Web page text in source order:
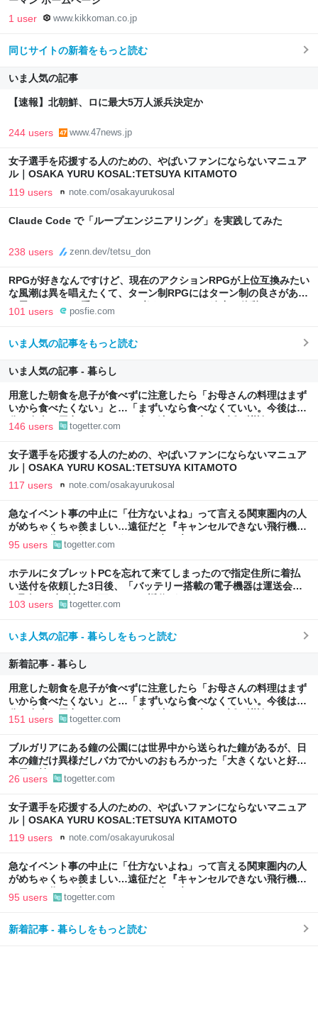
1 user www.kikkoman.co.jp
同じサイトの新着をもっと読む
いま人気の記事
【速報】北朝鮮、ロに最大5万人派兵決定か
244 users www.47news.jp
女子選手を応援する人のための、やばいファンにならないマニュア
ル｜OSAKA YURU KOSAL:TETSUYA KITAMOTO
119 users note.com/osakayurukosal
Claude Code で「ループエンジニアリング」を実践してみた
238 users zenn.dev/tetsu_don
RPGが好きなんですけど、現在のアクションRPGが上位互換みたい
な風潮は異を唱えたくて、ターン制RPGにはターン制の良さがある
と思ってます 一手をじっくり考えられたり、途中で休憩したりでき
るのがターン制の良さじゃないですか もっとターン制を煮詰めて欲
(´・ω・｀)」
101 users posfie.com
いま人気の記事をもっと読む
いま人気の記事 - 暮らし
用意した朝食を息子が食べずに注意したら「お母さんの料理はまず
いから食べたくない」と…「まずいなら食べなくていい。今後は自
分で食事を用意しなさい。お金は渡す」と言った話が議論に
146 users togetter.com
女子選手を応援する人のための、やばいファンにならないマニュア
ル｜OSAKA YURU KOSAL:TETSUYA KITAMOTO
117 users note.com/osakayurukosal
急なイベント事の中止に「仕方ないよね」って言える関東圏内の人
がめちゃくちゃ羨ましい…遠征だと『キャンセルできない飛行機代
とホテル代』の怒りがどうしても先に来る
95 users togetter.com
ホテルにタブレットPCを忘れて来てしまったので指定住所に着払
い送付を依頼した3日後、「バッテリー搭載の電子機器は運送会社
が取扱わず、諦めて下さい」と返信がきた
103 users togetter.com
いま人気の記事 - 暮らしをもっと読む
新着記事 - 暮らし
用意した朝食を息子が食べずに注意したら「お母さんの料理はまず
いから食べたくない」と…「まずいなら食べなくていい。今後は自
分で食事を用意しなさい。お金は渡す」と言った話が議論に
151 users togetter.com
ブルガリアにある鐘の公園には世界中から送られた鐘があるが、日
本の鐘だけ異様だしバカでかいのおもろかった「大きくないと好き
な男を焼けないから、ね」
26 users togetter.com
女子選手を応援する人のための、やばいファンにならないマニュア
ル｜OSAKA YURU KOSAL:TETSUYA KITAMOTO
119 users note.com/osakayurukosal
急なイベント事の中止に「仕方ないよね」って言える関東圏内の人
がめちゃくちゃ羨ましい…遠征だと『キャンセルできない飛行機代
とホテル代』の怒りがどうしても先に来る
95 users togetter.com
新着記事 - 暮らしをもっと読む